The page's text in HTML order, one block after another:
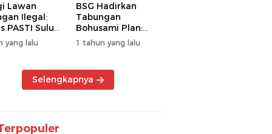
Lawan
Ilegal:
PASTI Sulut
Literasi
Kolektif
yang lalu
BSG Hadirkan
Tabungan
Bohusami Plan:
Nabung Gak Ribet,
Impian Masa Depan
1 tahun yang lalu
Selengkapnya